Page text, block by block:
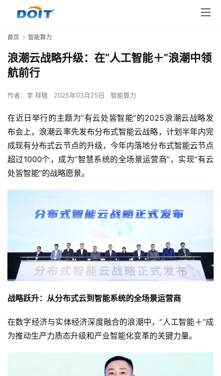
首页 智能算力
浪潮云战略升级：在“人工智能＋”浪潮中领
航前行
作者： 李 祥敬 2025年03月25日 智能算力
在近日举行的主题为“有云处皆智能”的2025浪潮云战略发
布会上，浪潮云率先发布分布式智能云战略，计划半年内完
成现有分布式云节点的升级，今年内落地分布式智能云节点
超过1000个，成为“智慧系统的全场景运营商”，实现“有云
处皆智能”的战略愿景。
战略跃升：从分布式云到智能系统的全场景运营商
在数字经济与实体经济深度融合的浪潮中，“人工智能＋”成
为推动生产力质态升级和产业智能化变革的关键力量。